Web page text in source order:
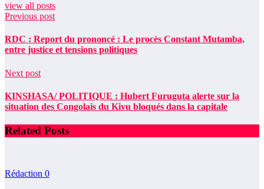
view all posts
Previous post
RDC : Report du prononcé : Le procès Constant Mutamba,
entre justice et tensions politiques
Next post
KINSHASA/ POLITIQUE : Hubert Furuguta alerte sur la
situation des Congolais du Kivu bloqués dans la capitale
Related Posts
Rédaction 0